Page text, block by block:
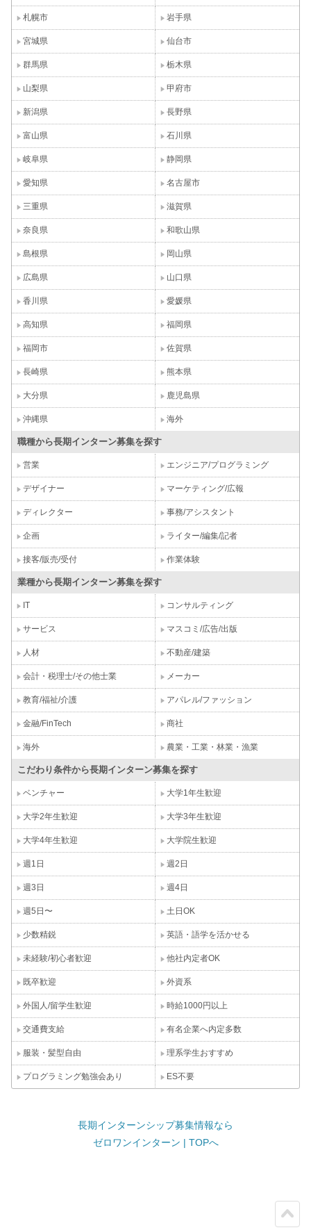
札幌市 岩手県
宮城県 仙台市
群馬県 栃木県
山梨県 甲府市
新潟県 長野県
富山県 石川県
岐阜県 静岡県
愛知県 名古屋市
三重県 滋賀県
奈良県 和歌山県
島根県 岡山県
広島県 山口県
香川県 愛媛県
高知県 福岡県
福岡市 佐賀県
長崎県 熊本県
大分県 鹿児島県
沖縄県 海外
職種から長期インターン募集を探す
営業 エンジニア/プログラミング
デザイナー マーケティング/広報
ディレクター 事務/アシスタント
企画 ライター/編集/記者
接客/販売/受付 作業体験
業種から長期インターン募集を探す
IT コンサルティング
サービス マスコミ/広告/出版
人材 不動産/建築
会計・税理士/その他士業 メーカー
教育/福祉/介護 アパレル/ファッション
金融/FinTech 商社
海外 農業・工業・林業・漁業
こだわり条件から長期インターン募集を探す
ベンチャー 大学1年生歓迎
大学2年生歓迎 大学3年生歓迎
大学4年生歓迎 大学院生歓迎
週1日 週2日
週3日 週4日
週5日〜 土日OK
少数精鋭 英語・語学を活かせる
未経験/初心者歓迎 他社内定者OK
既卒歓迎 外資系
外国人/留学生歓迎 時給1000円以上
交通費支給 有名企業へ内定多数
服装・髪型自由 理系学生おすすめ
プログラミング勉強会あり ES不要
長期インターンシップ募集情報なら
ゼロワンインターン | TOPへ